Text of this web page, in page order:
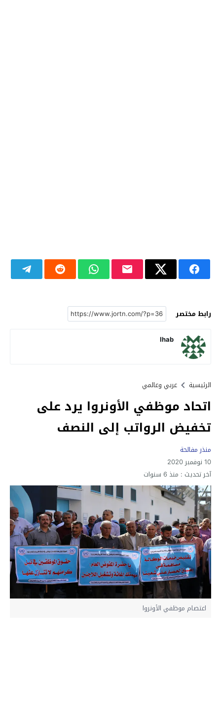
رابط مختصر
Ihab
الرئيسية عربي وعالمي
اتحاد موظفي الأونروا يرد على
تخفيض الرواتب إلى النصف
منذر مفالحة
10 نوفمبر 2020
آخر تحديث : منذ 6 سنوات
اعتصام موظفي الأونروا